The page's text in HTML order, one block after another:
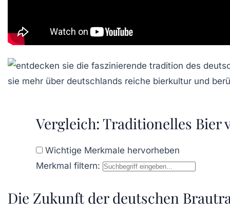
Vergleich: Traditionelles Bier
Wichtige Merkmale hervorheben
Merkmal filtern:
Die Zukunft der deutschen